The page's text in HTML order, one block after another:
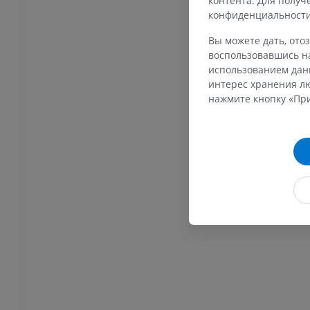
Нижняя конечность
Вы можете дать,
воспользовавшись
использованием
интерес хранения
нажмите кнопку